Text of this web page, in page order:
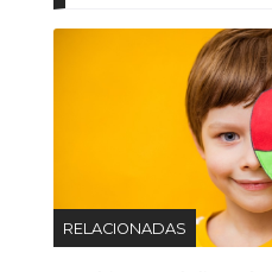
RELACIONADAS